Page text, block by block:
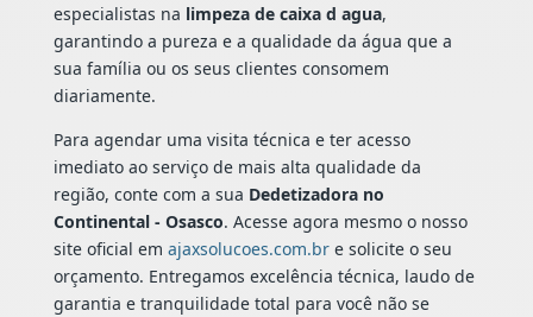
especialistas na limpeza de caixa d agua,
garantindo a pureza e a qualidade da água que a
sua família ou os seus clientes consomem
diariamente.
Para agendar uma visita técnica e ter acesso
imediato ao serviço de mais alta qualidade da
região, conte com a sua Dedetizadora no
Continental - Osasco. Acesse agora mesmo o nosso
site oficial em ajaxsolucoes.com.bre solicite o seu
orçamento. Entregamos excelência técnica, laudo de
garantia e tranquilidade total para você não se